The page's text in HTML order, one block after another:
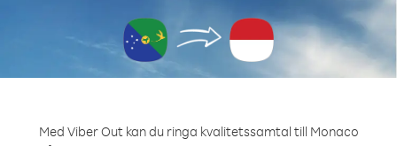
Med Viber Out kan du ringa kvalitetssamtal till Monaco